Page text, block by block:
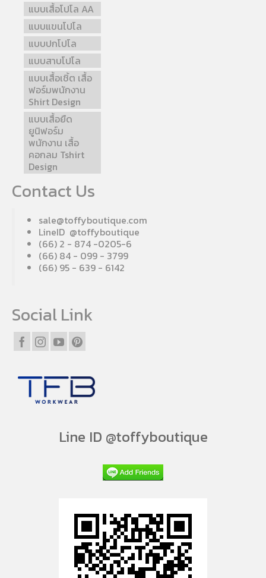
แบบเสื้อโปโล AA
แบบแขนโปโล
แบบปกโปโล
แบบสาบโปโล
แบบเสื้อเชิ้ต เสื้อ
ฟอร์มพนักงาน
Shirt Design
แบบเสื้อยืด
ยูนิฟอร์ม
พนักงาน เสื้อ
คอกลม Tshirt
Design
Contact Us
sale@toffyboutique.com
LineID @toffyboutique
(66) 2 - 874 -0205-6
(66) 84 - 099 - 3799
(66) 95 - 639 - 6142
Social Link
Line ID @toffyboutique